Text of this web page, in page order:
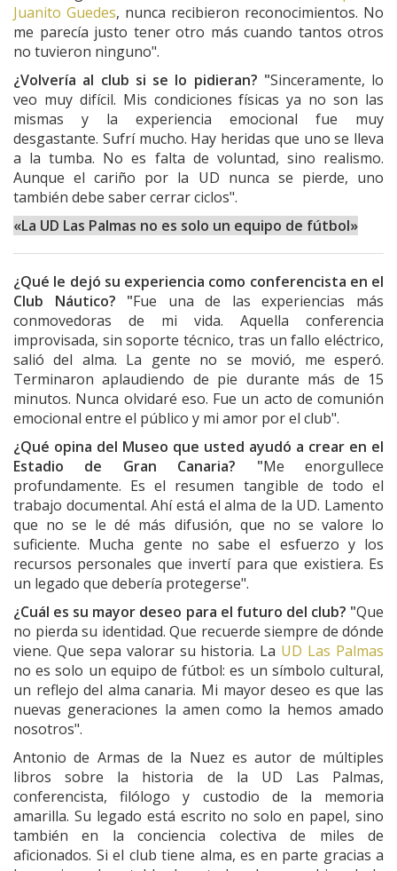
Juanito Guedes, nunca recibieron reconocimientos. No
me parecía justo tener otro más cuando tantos otros
no tuvieron ninguno".
¿Volvería al club si se lo pidieran? "Sinceramente, lo
veo muy difícil. Mis condiciones físicas ya no son las
mismas y la experiencia emocional fue muy
desgastante. Sufrí mucho. Hay heridas que uno se lleva
a la tumba. No es falta de voluntad, sino realismo.
Aunque el cariño por la UD nunca se pierde, uno
también debe saber cerrar ciclos".
«La UD Las Palmas no es solo un equipo de fútbol»
¿Qué le dejó su experiencia como conferencista en el
Club Náutico? "Fue una de las experiencias más
conmovedoras de mi vida. Aquella conferencia
improvisada, sin soporte técnico, tras un fallo eléctrico,
salió del alma. La gente no se movió, me esperó.
Terminaron aplaudiendo de pie durante más de 15
minutos. Nunca olvidaré eso. Fue un acto de comunión
emocional entre el público y mi amor por el club".
¿Qué opina del Museo que usted ayudó a crear en el
Estadio de Gran Canaria? "Me enorgullece
profundamente. Es el resumen tangible de todo el
trabajo documental. Ahí está el alma de la UD. Lamento
que no se le dé más difusión, que no se valore lo
suficiente. Mucha gente no sabe el esfuerzo y los
recursos personales que invertí para que existiera. Es
un legado que debería protegerse".
¿Cuál es su mayor deseo para el futuro del club? "Que
no pierda su identidad. Que recuerde siempre de dónde
viene. Que sepa valorar su historia. La UD Las Palmas
no es solo un equipo de fútbol: es un símbolo cultural,
un reflejo del alma canaria. Mi mayor deseo es que las
nuevas generaciones la amen como la hemos amado
nosotros".
Antonio de Armas de la Nuez es autor de múltiples
libros sobre la historia de la UD Las Palmas,
conferencista, filólogo y custodio de la memoria
amarilla. Su legado está escrito no solo en papel, sino
también en la conciencia colectiva de miles de
aficionados. Si el club tiene alma, es en parte gracias a